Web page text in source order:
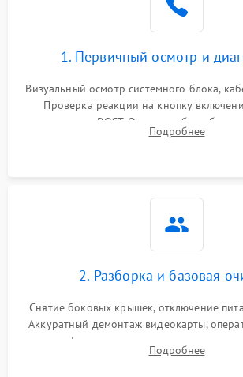
1. Первичный осмотр и
Визуальный осмотр системного блока,
Проверка реакции на кнопку
сигналов POST. Оценка работы блока
локализации базовых неисправностей без
Подробнее
2. Разборка и базовая
Снятие боковых крышек, отключение
Аккуратный демонтаж видеокарты,
кулеров. Тщательная очистка корпуса и
с помощью сжатого воздуха для
Подробнее